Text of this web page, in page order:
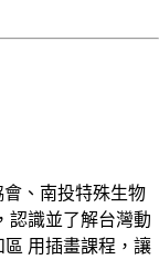
、南投特殊生物
認識並了解台灣動
區 用插畫課程，讓